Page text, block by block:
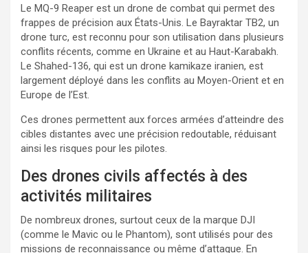
Le MQ-9 Reaper est un drone de combat qui permet des
frappes de précision aux États-Unis. Le Bayraktar TB2, un
drone turc, est reconnu pour son utilisation dans plusieurs
conflits récents, comme en Ukraine et au Haut-Karabakh.
Le Shahed-136, qui est un drone kamikaze iranien, est
largement déployé dans les conflits au Moyen-Orient et en
Europe de l’Est.
Ces drones permettent aux forces armées d’atteindre des
cibles distantes avec une précision redoutable, réduisant
ainsi les risques pour les pilotes.
Des drones civils affectés à des
activités militaires
De nombreux drones, surtout ceux de la marque DJI
(comme le Mavic ou le Phantom), sont utilisés pour des
missions de reconnaissance ou même d’attaque. En